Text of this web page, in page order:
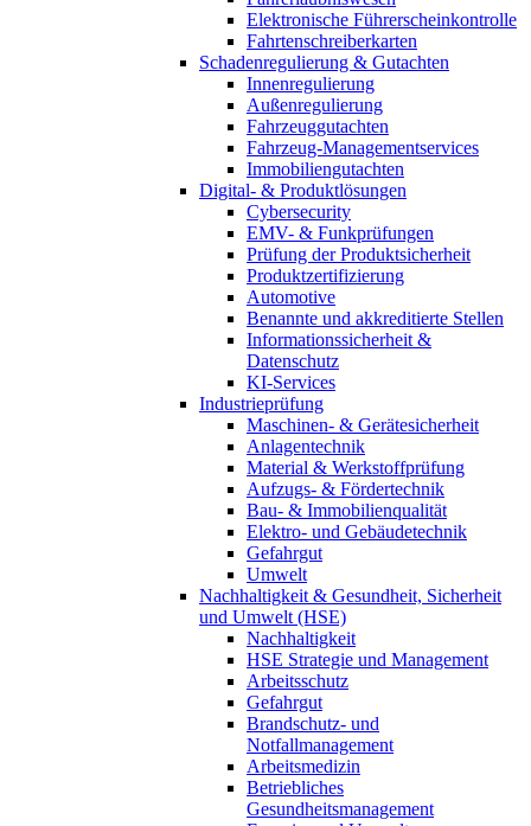
Elektronische Führerscheinkontrolle
Fahrtenschreiberkarten
Schadenregulierung & Gutachten
Innenregulierung
Außenregulierung
Fahrzeuggutachten
Fahrzeug-Managementservices
Immobiliengutachten
Digital- & Produktlösungen
Cybersecurity
EMV- & Funkprüfungen
Prüfung der Produktsicherheit
Produktzertifizierung
Automotive
Benannte und akkreditierte Stellen
Informationssicherheit &
Datenschutz
KI-Services
Industrieprüfung
Maschinen- & Gerätesicherheit
Anlagentechnik
Material & Werkstoffprüfung
Aufzugs- & Fördertechnik
Bau- & Immobilienqualität
Elektro- und Gebäudetechnik
Gefahrgut
Umwelt
Nachhaltigkeit & Gesundheit, Sicherheit
und Umwelt (HSE)
Nachhaltigkeit
HSE Strategie und Management
Arbeitsschutz
Gefahrgut
Brandschutz- und
Notfallmanagement
Arbeitsmedizin
Betriebliches
Gesundheitsmanagement